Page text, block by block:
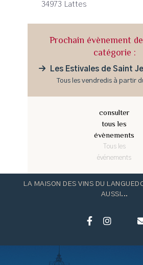
34973 Lattes
Prochain évènement
catégorie :
Les Estivales de Saint
Tous les vendredis à partir
consulter
tous les
évènements
Tous les
événements
LA MAISON DES VINS DU
AUSSI...